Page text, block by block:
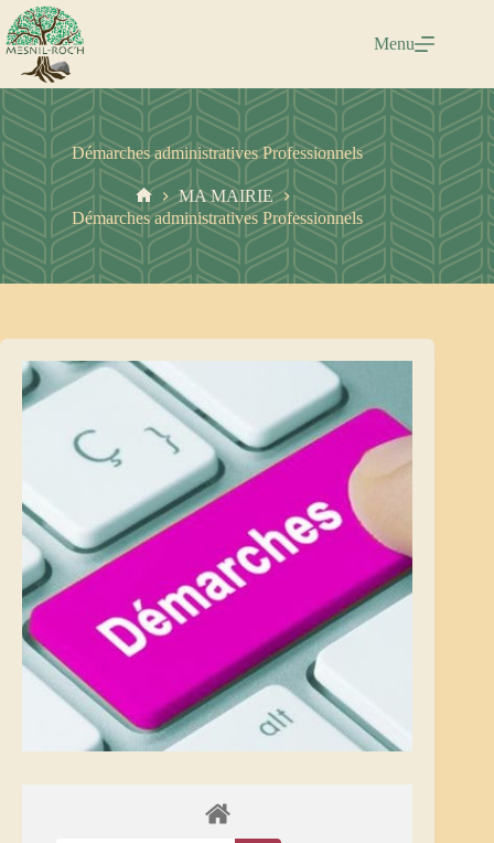
Passer
au
contenu
Menu
Démarches administratives Professionnels
Accueil
MA MAIRIE
Démarches administratives Professionnels